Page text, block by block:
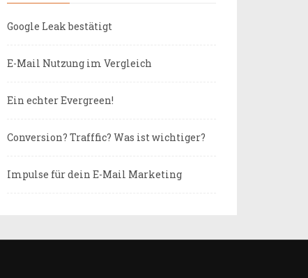
Google Leak bestätigt
E-Mail Nutzung im Vergleich
Ein echter Evergreen!
Conversion? Trafffic? Was ist wichtiger?
Impulse für dein E-Mail Marketing